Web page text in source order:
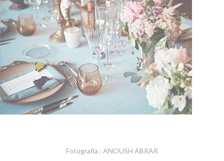
Fotografía : ANOUSH ABRAR